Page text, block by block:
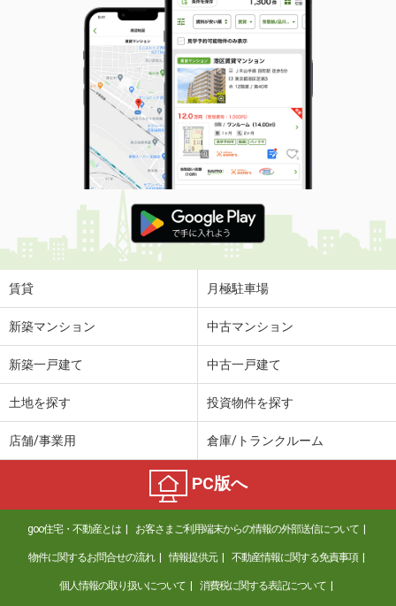
賃貸 月極駐車場
新築マンション 中古マンション
新築一戸建て 中古一戸建て
土地を探す 投資物件を探す
店舗/事業用 倉庫/トランクルーム
PC版へ
goo住宅・不動産とは お客さまご利用端末からの情報の外部送信について
物件に関するお問合せの流れ 情報提供元 不動産情報に関する免責事項
個人情報の取り扱いについて 消費税に関する表記について